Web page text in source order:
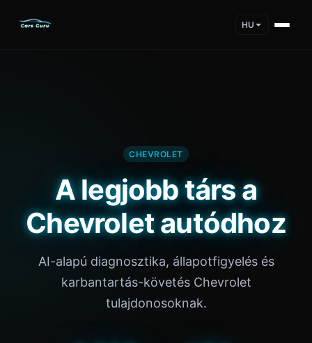
HU
CHEVROLET
A legjobb társ a
Chevrolet autódhoz
AI-alapú diagnosztika, állapotfigyelés és
karbantartás-követés Chevrolet
tulajdonosoknak.